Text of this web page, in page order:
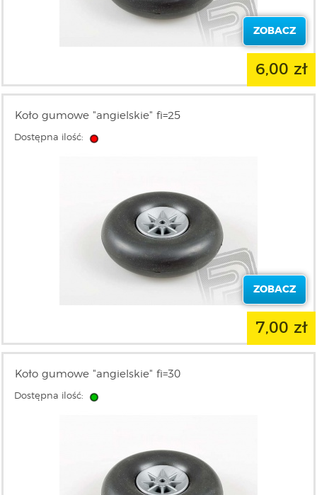
ZOBACZ
6,00 zł
Koło gumowe "angielskie" fi=25
Dostępna ilość:
ZOBACZ
7,00 zł
Koło gumowe "angielskie" fi=30
Dostępna ilość: